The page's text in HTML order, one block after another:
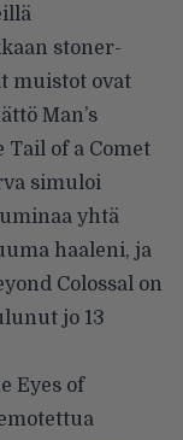
stoner-
muistot ovat
Man’s
of a Comet
simuloi
yhtä
haaleni, ja
Colossal on
jo 13
Eyes of